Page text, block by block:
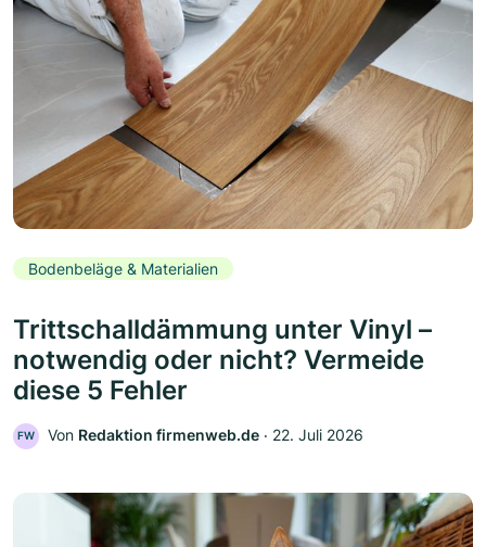
Bodenbeläge & Materialien
Trittschalldämmung unter Vinyl –
notwendig oder nicht? Vermeide
diese 5 Fehler
FW Von Redaktion firmenweb.de ‧ 22. Juli 2026